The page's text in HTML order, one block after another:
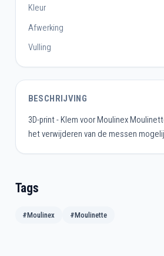
Kleur
Afwerking
Vulling
BESCHRIJVING
3D-print - Klem voor Moulinex
het verwijderen van de messen
Tags
#Moulinex #Moulinette